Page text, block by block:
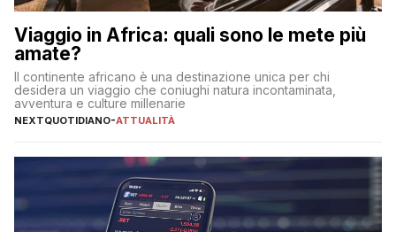
Viaggio in Africa: quali sono le mete più
amate?
Il continente africano è una destinazione unica per chi
desidera un viaggio che coniughi natura incontaminata,
avventura e culture millenarie
NEXTQUOTIDIANO-ATTUALITÀ